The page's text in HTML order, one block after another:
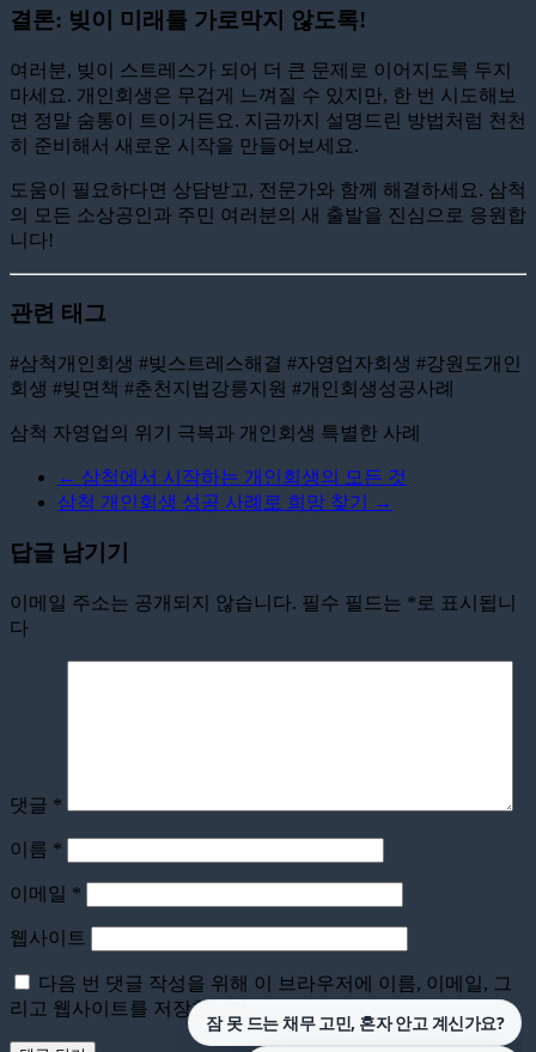
결론: 빚이 미래를 가로막지 않도록!
여러분, 빚이 스트레스가 되어 더 큰 문제로 이어지도록 두지
마세요. 개인회생은 무겁게 느껴질 수 있지만, 한 번 시도해보
면 정말 숨통이 트이거든요. 지금까지 설명드린 방법처럼 천천
히 준비해서 새로운 시작을 만들어보세요.
도움이 필요하다면 상담받고, 전문가와 함께 해결하세요. 삼척
의 모든 소상공인과 주민 여러분의 새 출발을 진심으로 응원합
니다!
관련 태그
#삼척개인회생 #빚스트레스해결 #자영업자회생 #강원도개인
회생 #빚면책 #춘천지법강릉지원 #개인회생성공사례
삼척 자영업의 위기 극복과 개인회생 특별한 사례
← 삼척에서 시작하는 개인회생의 모든 것
삼척 개인회생 성공 사례로 희망 찾기
→
답글 남기기
이메일 주소는 공개되지 않습니다. 필수 필드는 * 로 표시됩니
다
댓글 *
이름 *
이메일 *
웹사이트
다음 번 댓글 작성을 위해 이 브라우저에 이름, 이메일, 그
리고 웹사이트를 저장합니다.